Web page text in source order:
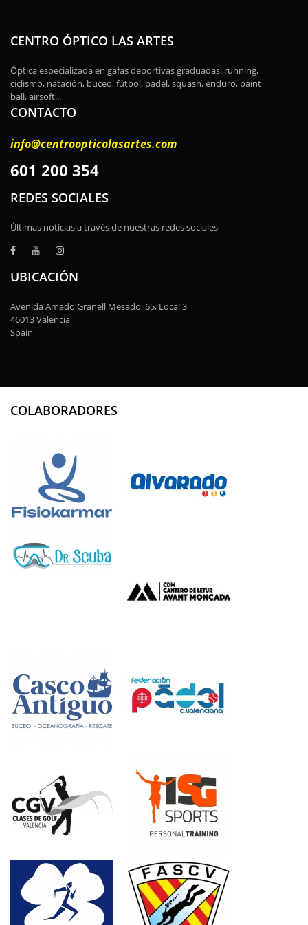
CENTRO ÓPTICO LAS ARTES
Óptica especializada en gafas deportivas graduadas: running,
ciclismo, natación, buceo, fútbol, padel, squash, enduro, paint
ball, airsoft...
CONTACTO
info@centroopticolasartes.com
601 200 354
REDES SOCIALES
Últimas noticias a través de nuestras redes sociales
UBICACIÓN
Avenida Amado Granell Mesado, 65, Local 3
46013 Valencia
Spain
COLABORADORES